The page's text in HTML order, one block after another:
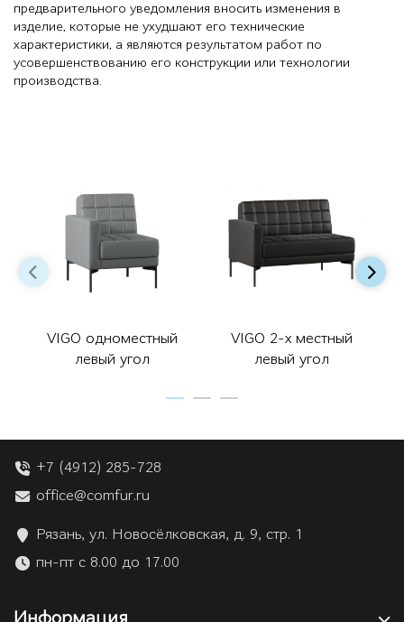
предварительного уведомления вносить изменения в
изделие, которые не ухудшают его технические
характеристики, а являются результатом работ по
усовершенствованию его конструкции или технологии
производства.
VIGO одноместный
левый угол
VIGO 2-х местный
левый угол
+7 (4912) 285-728
office@comfur.ru
Рязань, ул. Новосёлковская, д. 9, стр. 1
пн-пт с 8.00 до 17.00